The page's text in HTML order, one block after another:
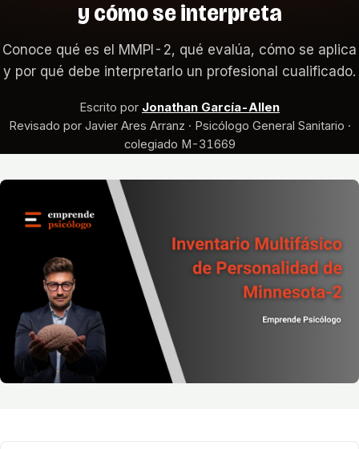
y cómo se interpreta
Conoce qué es el MMPI-2, qué evalúa, cómo se aplica
y por qué debe interpretarlo un profesional cualificado.
Escrito por Jonathan García-Allen
Revisado por Javier Ares Arranz · Psicólogo General Sanitario ·
colegiado M-31669